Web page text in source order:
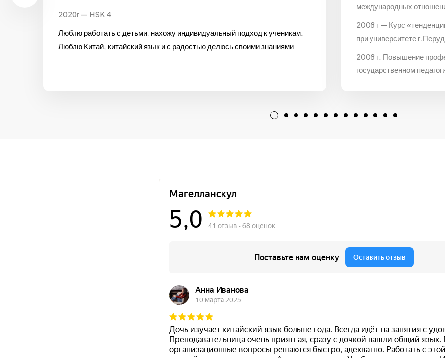
2020г — HSK 4
Люблю работать с детьми, нахожу индивидуальный подход к ученикам.
Люблю Китай, китайский язык и с радостью делюсь своими знаниями
международных
2008 г — Курс
при университете
2008 г. Повышение
государственном